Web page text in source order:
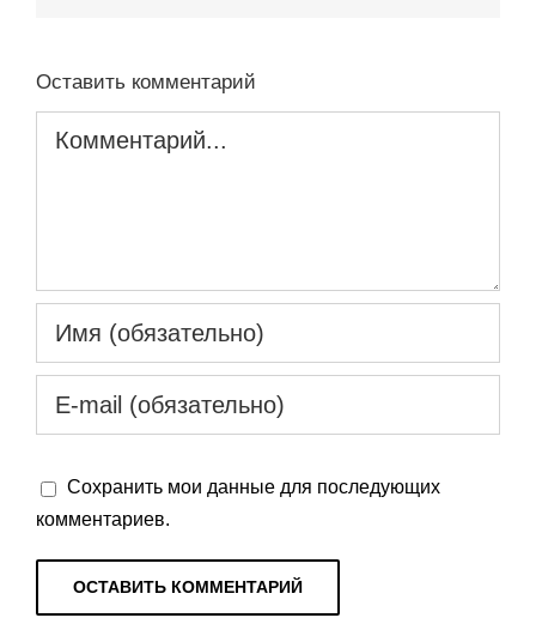
Оставить комментарий
Сохранить мои данные для последующих
комментариев.